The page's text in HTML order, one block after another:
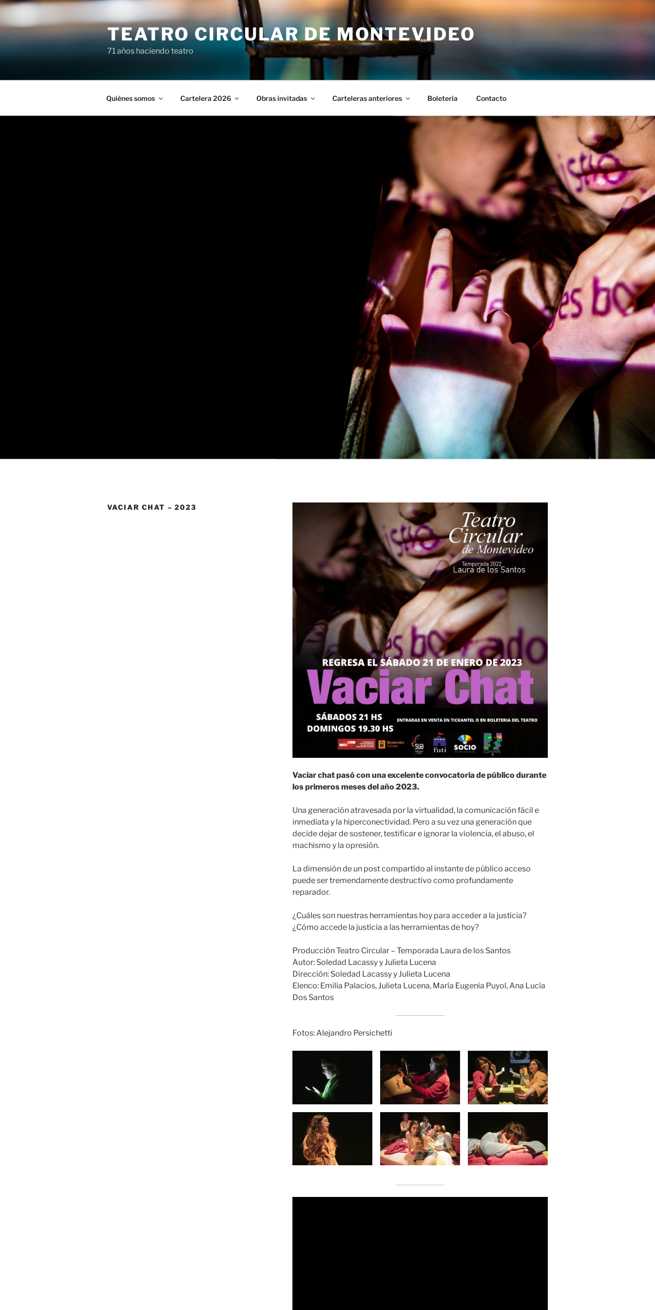
Saltar
contenido
TEATRO CIRCULAR DE MONTEVIDEO
71 años haciendo teatro
Quiénes somos Cartelera 2026 Obras invitadas Carteleras anteriores Boletería Contacto
VACIAR CHAT – 2023
Vaciar chat pasó con una excelente convocatoria de público durante
los primeros meses del año 2023.
Una generación atravesada por la virtualidad, la comunicación fácil e
inmediata y la hiperconectividad. Pero a su vez una generación que
decide dejar de sostener, testificar e ignorar la violencia, el abuso, el
machismo y la opresión.
La dimensión de un post compartido al instante de público acceso
puede ser tremendamente destructivo como profundamente
reparador.
¿Cuáles son nuestras herramientas hoy para acceder a la justicia?
¿Cómo accede la justicia a las herramientas de hoy?
Producción Teatro Circular – Temporada Laura de los Santos
Autor: Soledad Lacassy y Julieta Lucena
Dirección: Soledad Lacassy y Julieta Lucena
Elenco: Emilia Palacios, Julieta Lucena, María Eugenia Puyol, Ana Lucía
Dos Santos
Fotos: Alejandro Persichetti